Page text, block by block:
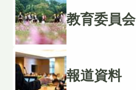
教育委員会
報道資料